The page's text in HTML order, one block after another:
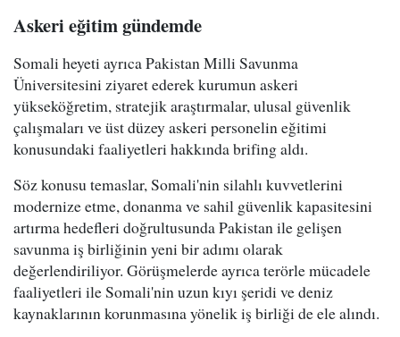
Askeri eğitim gündemde
Somali heyeti ayrıca Pakistan Milli Savunma
Üniversitesini ziyaret ederek kurumun askeri
yükseköğretim, stratejik araştırmalar, ulusal güvenlik
çalışmaları ve üst düzey askeri personelin eğitimi
konusundaki faaliyetleri hakkında brifing aldı.
Söz konusu temaslar, Somali'nin silahlı kuvvetlerini
modernize etme, donanma ve sahil güvenlik kapasitesini
artırma hedefleri doğrultusunda Pakistan ile gelişen
savunma iş birliğinin yeni bir adımı olarak
değerlendiriliyor. Görüşmelerde ayrıca terörle mücadele
faaliyetleri ile Somali'nin uzun kıyı şeridi ve deniz
kaynaklarının korunmasına yönelik iş birliği de ele alındı.